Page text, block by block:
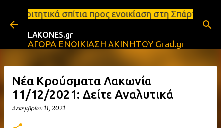
Μετάβαση στο κύριο περιεχόμενο
προς ενοικίαση στη Σπάρτη Ενοικιάσεις
LAKONES.gr
ΑΓΟΡΑ ΕΝΟΙΚΙΑΣΗ ΑΚΙΝΗΤΟΥ Grad.gr
Νέα Κρούσματα Λακωνία
11/12/2021: Δείτε Αναλυτικά
Δεκεμβρίου 11, 2021